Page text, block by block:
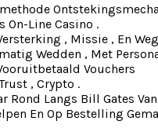
Line Casino .
, Missie , En
Wedden , Met
Vouchers
, Crypto .
Rond Langs Bill Gates
En Op Bestelling